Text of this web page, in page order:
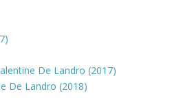
De Landro (2017)
De Landro (2018)